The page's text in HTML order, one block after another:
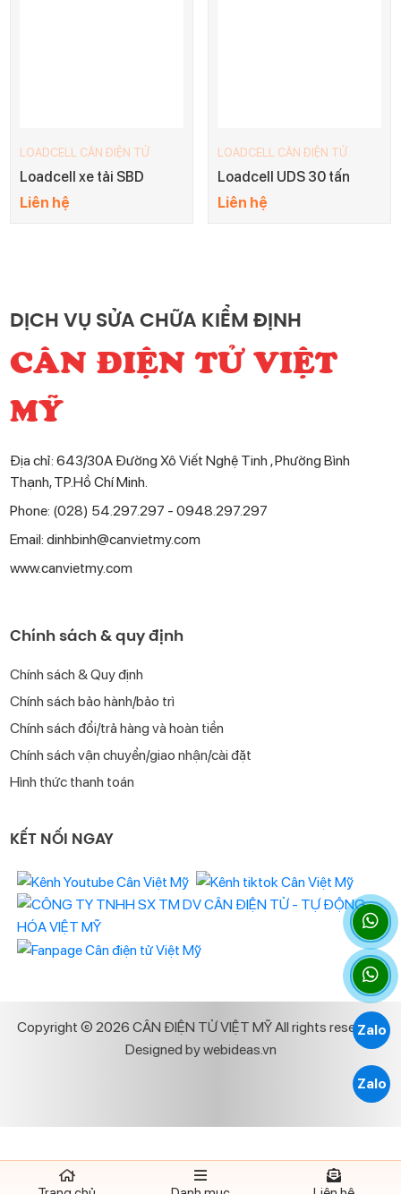
LOADCELL CÂN ĐIỆN TỬ
Loadcell xe tải SBD
Liên hệ
LOADCELL CÂN ĐIỆN TỬ
Loadcell UDS 30 tấn
Liên hệ
DỊCH VỤ SỬA CHỮA KIỂM ĐỊNH
CÂN ĐIỆN TỬ VIỆT
MỸ
Địa chỉ: 643/30A Đường Xô Viết Nghệ Tinh , Phường Bình
Thạnh, TP.Hồ Chí Minh.
Phone: (028) 54.297.297 - 0948.297.297
Email: dinhbinh@canvietmy.com
www.canvietmy.com
Chính sách & quy định
Chính sách & Quy định
Chính sách bảo hành/bảo trì
Chính sách đổi/trả hàng và hoàn tiền
Chính sách vận chuyển/giao nhận/cài đặt
Hình thức thanh toán
KẾT NỐI NGAY
Copyright © 2026 CÂN ĐIỆN TỬ VIỆT MỸ All rights reserved.
Designed bywebideas.vn
Zalo
Zalo